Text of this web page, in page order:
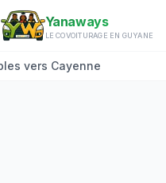
Yanaways
LE COVOITURAGE EN GUYANE
vers Cayenne